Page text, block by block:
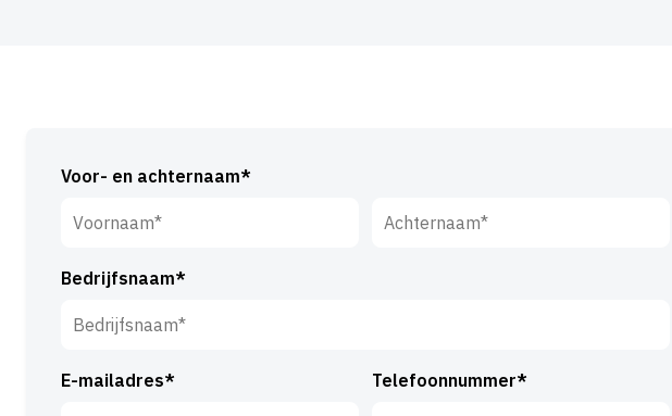
Voor- en achternaam*
Bedrijfsnaam*
E-mailadres* Telefoonnummer*